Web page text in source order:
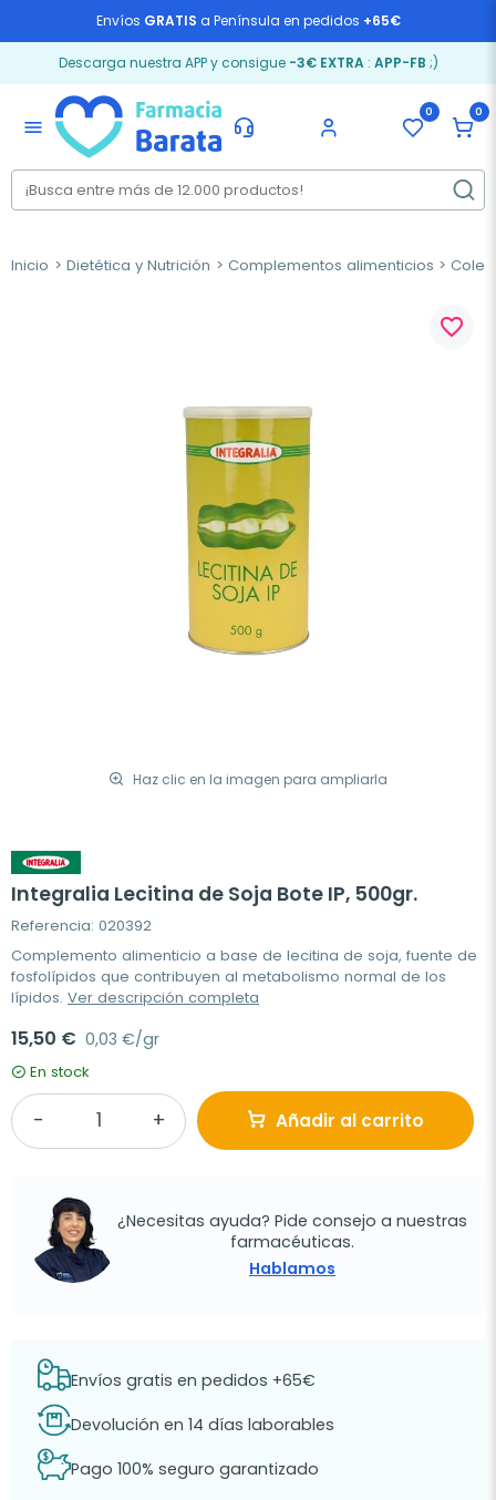
Envíos GRATIS a Península en pedidos +65€
Descarga nuestra APP y consigue -3€ EXTRA: APP-FB ;)
menu
0 0
Inicio Dietética y Nutrición Complementos alimenticios
Haz clic en la imagen para ampliarla
favorite_border
Integralia Lecitina de Soja Bote IP, 500gr.
Referencia: 020392
Complemento alimenticio a base de lecitina de soja, fuente de
fosfolípidos que contribuyen al metabolismo normal de los
lípidos. Ver descripción completa
15,50 € 0,03 €/gr
En stock
Añadir al carrito
¿Necesitas ayuda? Pide consejo a nuestras
farmacéuticas.
Hablamos
Envíos gratis en pedidos +65€
Devolución en 14 días laborables
Pago 100% seguro garantizado